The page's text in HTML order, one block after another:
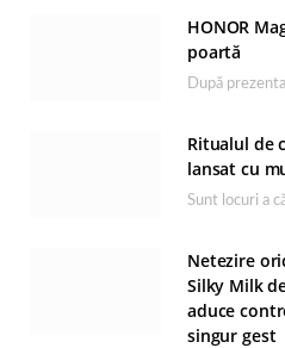
HONOR
poartă
Ritualul de
lansat cu
Netezire
Silky Milk
aduce
singur gest